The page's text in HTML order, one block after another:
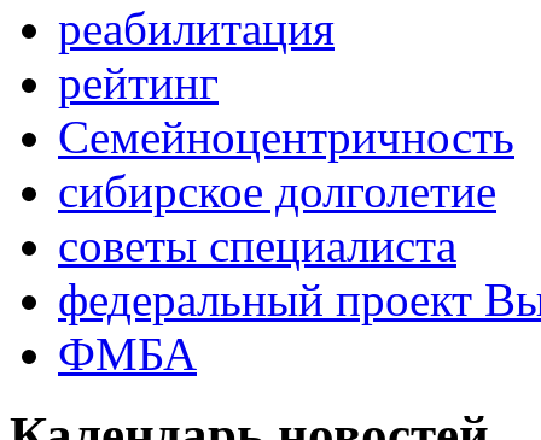
реабилитация
рейтинг
Семейноцентричность
сибирское долголетие
советы специалиста
федеральный проект
ФМБА